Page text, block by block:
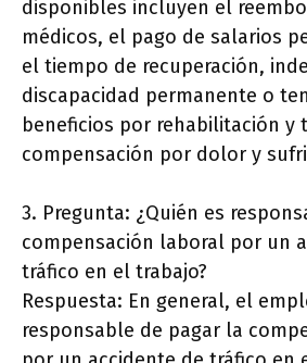
disponibles incluyen el
médicos, el pago de salarios
el tiempo de recuperación,
discapacidad permanente o
beneficios por rehabilitación y
compensación por dolor y
3. Pregunta: ¿Quién es
compensación laboral por un
tráfico en el trabajo?
Respuesta: En general, el
responsable de pagar la